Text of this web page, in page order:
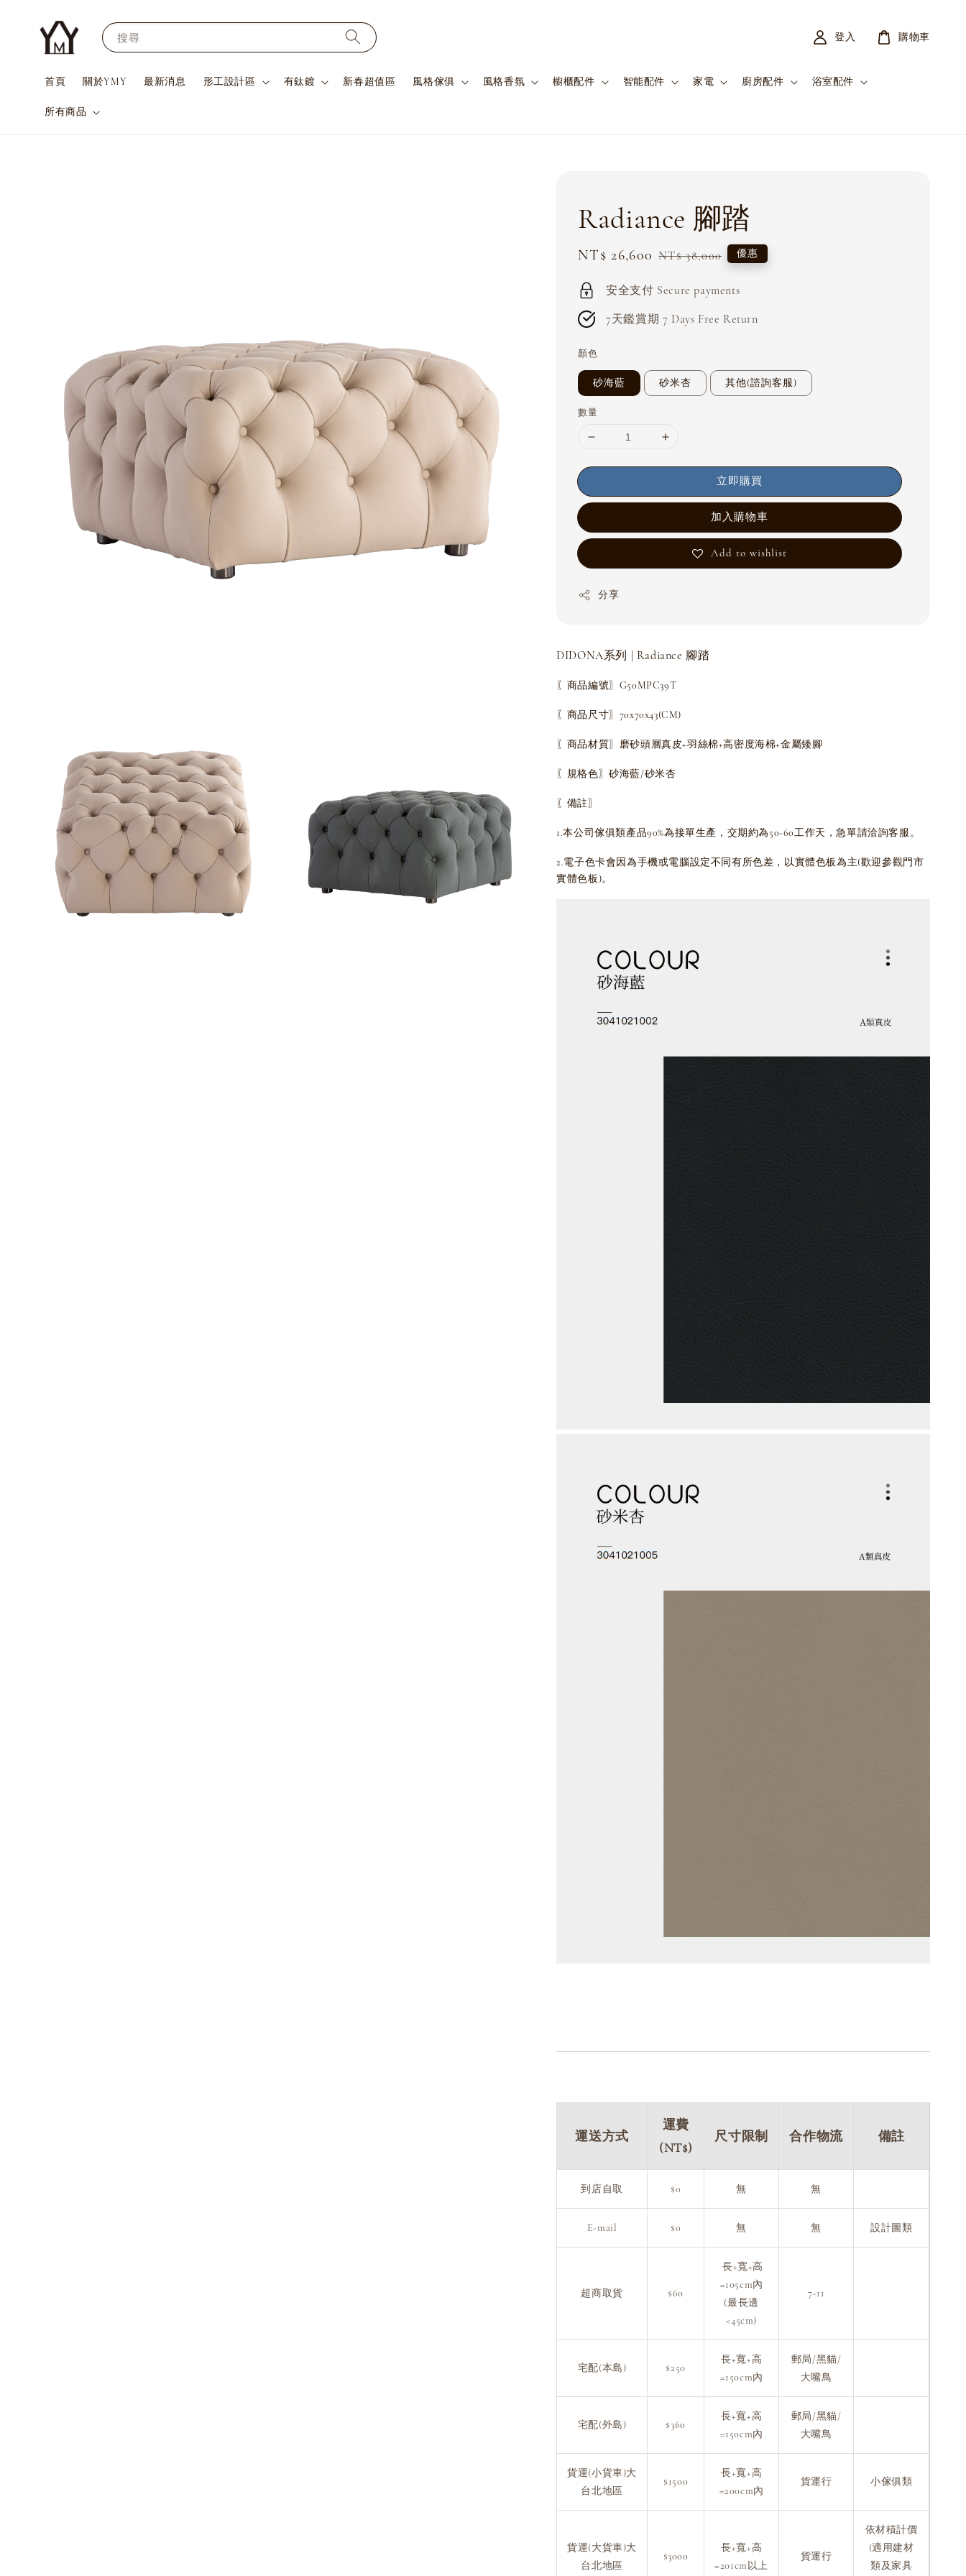
搜尋
首頁 關於YMY 最新消息 形工設計區 有鈦鍍 新春超值區 風格傢俱 風格香氛 櫥櫃配件 智能配件 家電 廚房配件 浴室配件
所有商品
登入 購物車
Radiance 腳踏
Sale
NT$ 26,600 Regular
NT$ 38,000 優惠
安全支付 Secure payments
7天鑑賞期 7 Days Free Return
顏色
砂海藍 砂米杏 其他(諮詢客服)
數量
立即購買
加入購物車
Add to wishlist
分享
DIDONA系列 | Radiance 腳踏
〖商品編號〗G50MPC39T
〖商品尺寸〗70x70x43(CM)
〖商品材質〗磨砂頭層真皮+羽絲棉+高密度海棉+金屬矮腳
〖規格色〗砂海藍/砂米杏
〖備註〗
1.本公司傢俱類產品90%為接單生產，交期約為50-60工作天，急單請洽詢客服。
2.電子色卡會因為手機或電腦設定不同有所色差，以實體色板為主(歡迎參觀門市
實體色板)。
運送方式
運費
(NT$)
尺寸限制 合作物流 備註
到店自取 $0 無 無
E-mail $0 無 無 設計圖類
超商取貨 $60
長+寬+高
=105cm內
(最長邊
<45cm)
7-11
宅配(本島) $250
長+寬+高
=150cm內
郵局/黑貓/
大嘴鳥
宅配(外島) $360
長+寬+高
=150cm內
郵局/黑貓/
大嘴鳥
貨運(小貨車)大
台北地區
$1500
長+寬+高
=200cm內
貨運行 小傢俱類
貨運(大貨車)大
台北地區
$3000
長+寬+高
=201cm以上
貨運行
依材積計價
(適用建材
類及家具